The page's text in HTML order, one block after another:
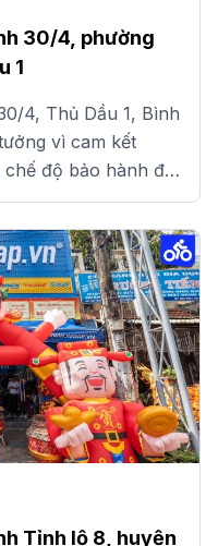
30/4, phường
1
4, Thủ Dầu 1, Bình
vì cam kết
độ bảo hành đầy
Tỉnh lộ 8, huyện